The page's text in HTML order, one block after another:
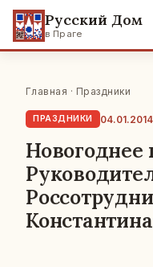
Русский Дом
в Праге
Главная · Праздники
ПРАЗДНИКИ 04.01.2014
Новогоднее